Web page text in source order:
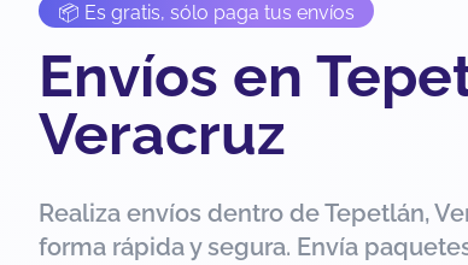
📦 Es gratis, sólo paga tus envíos
Envíos en
Veracruz
Realiza envíos dentro de Tepetlán,
forma rápida y segura. Envía